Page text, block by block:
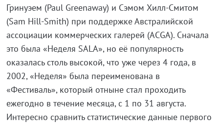
Гринуэем (Paul Greenaway) и Сэмом Хилл-Смитом
(Sam Hill-Smith) при поддержке Австралийской
ассоциации коммерческих галерей (ACGA). Сначала
это была «Неделя SALA», но её популярность
оказалась столь высокой, что уже через 4 года, в
2002, «Неделя» была переименована в
«Фестиваль», который отныне стал проходить
ежегодно в течение месяца, с 1 по 31 августа.
Интересно сравнить статистические данные первого